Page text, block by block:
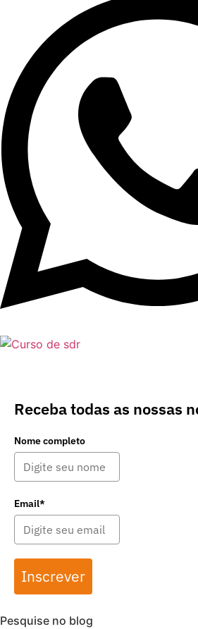
Receba todas as nossas
Nome completo
Email*
Inscrever
Pesquise no blog